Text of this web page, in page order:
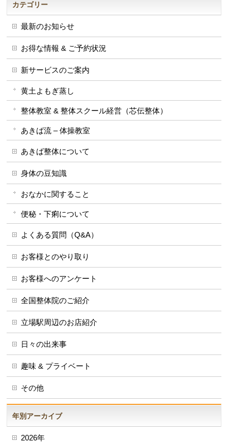
カテゴリー
最新のお知らせ
お得な情報 & ご予約状況
新サービスのご案内
黄土よもぎ蒸し
整体教室 & 整体スクール経営（芯伝整体）
あきば流 – 体操教室
あきば整体について
身体の豆知識
おなかに関すること
便秘・下痢について
よくある質問（Q&A）
お客様とのやり取り
お客様へのアンケート
全国整体院のご紹介
立場駅周辺のお店紹介
日々の出来事
趣味 & プライベート
その他
年別アーカイブ
2026年